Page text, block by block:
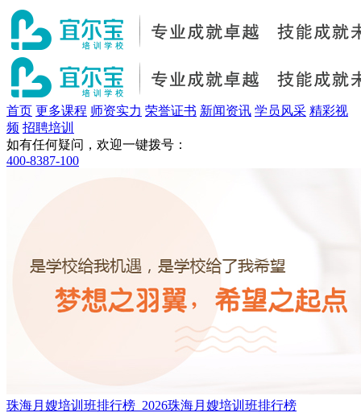
首页 更多课程 师资实力 荣誉证书 新闻资讯 学员风采 精彩视
频 招聘培训
如有任何疑问，欢迎一键拨号：
400-8387-100
珠海月嫂培训班排行榜_2026珠海月嫂培训班排行榜